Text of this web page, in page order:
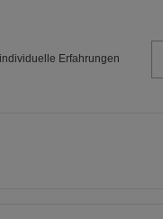
Erfahrungen